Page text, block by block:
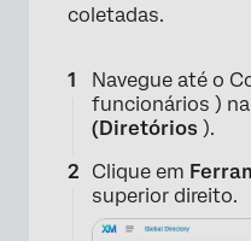
coletadas.
Navegue até o
funcionários )
(Diretórios ).
Clique em
superior direito.